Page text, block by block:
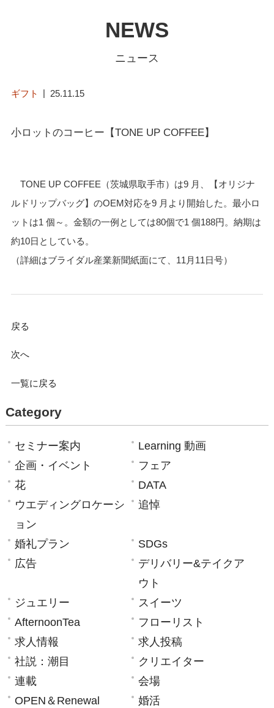
NEWS
ニュース
ギフト 25.11.15
小ロットのコーヒー【TONE UP COFFEE】
TONE UP COFFEE（茨城県取手市）は9 月、【オリジナ
ルドリップバッグ】のOEM対応を9 月より開始した。最小ロ
ットは1 個～。金額の一例としては80個で1 個188円。納期は
約10日としている。
（詳細はブライダル産業新聞紙面にて、11月11日号）
戻る
次へ
一覧に戻る
Category
セミナー案内
Learning 動画
企画・イベント
フェア
花
DATA
ウエディングロケーシ
ョン
追悼
婚礼プラン
SDGs
広告
デリバリー&テイクア
ウト
ジュエリー
スイーツ
AfternoonTea
フローリスト
求人情報
求人投稿
社説：潮目
クリエイター
連載
会場
OPEN＆Renewal
婚活